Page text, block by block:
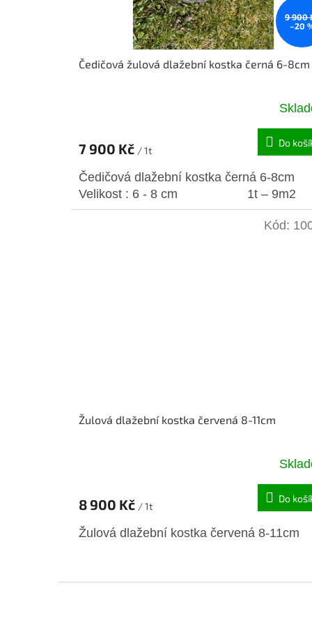
9 900
–20
Čedičová žulová dlažební kostka černá 6-8cm
7 900 Kč / 1t
Do
Čedičová dlažební kostka černá 6-8cm
Velikost : 6 - 8 cm 1t – 9m2
Žulová dlažební kostka červená 8-11cm
8 900 Kč / 1t
Do
Žulová dlažební kostka červená 8-11cm
Kód: